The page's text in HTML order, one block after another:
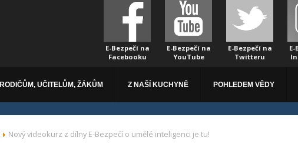
E-Bezpečí na
Facebooku
E-Bezpečí na
YouTube
E-Bezpečí na
Twitteru
RODIČŮM, UČITELŮM, ŽÁKŮM Z NAŠÍ KUCHYNĚ POHLEDEM VĚDY
Nový videokurz z dílny E-Bezpečí o umělé inteligenci je tu!